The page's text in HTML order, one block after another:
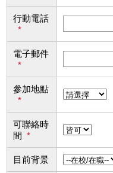
行動電話
*
電子郵件
*
參加地點
*
可聯絡時
間 *
目前背景